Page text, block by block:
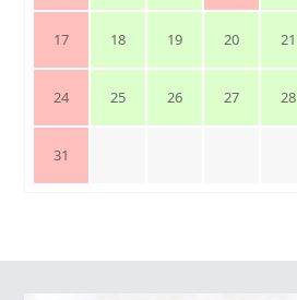
17 18 19 20 21
24 25 26 27 28
31